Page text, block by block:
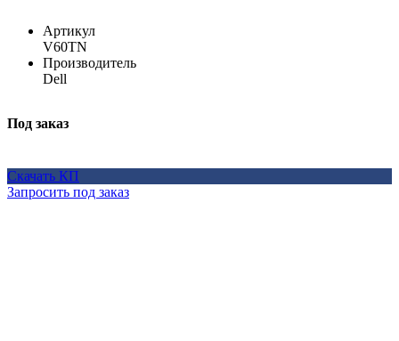
Артикул
V60TN
Производитель
Dell
Под заказ
Скачать КП
Запросить под заказ